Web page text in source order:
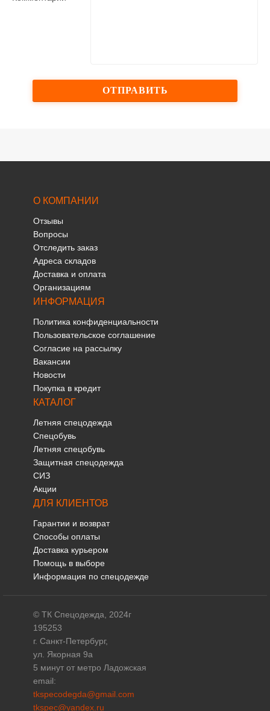
О КОМПАНИИ
Отзывы
Вопросы
Отследить заказ
Адреса складов
Доставка и оплата
Организациям
ИНФОРМАЦИЯ
Политика конфиденциальности
Пользовательское соглашение
Согласие на рассылку
Вакансии
Новости
Покупка в кредит
КАТАЛОГ
Летняя спецодежда
Спецобувь
Летняя спецобувь
Защитная спецодежда
СИЗ
Акции
ДЛЯ КЛИЕНТОВ
Гарантии и возврат
Способы оплаты
Доставка курьером
Помощь в выборе
Информация по спецодежде
© ТК Спецодежда, 2024г
195253
г. Санкт-Петербург,
ул. Якорная 9а
5 минут от метро Ладожская
email:
tkspecodegda@gmail.com
tkspec@yandex.ru